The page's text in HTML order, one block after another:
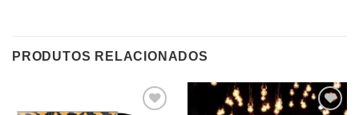
PRODUTOS RELACIONADOS